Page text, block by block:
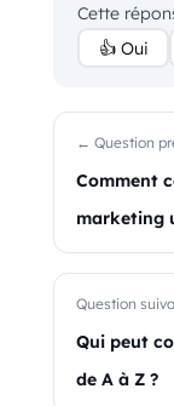
Cette
👍 Oui
← Question
Comment
marketing
Question
Qui peut
de A à Z ?